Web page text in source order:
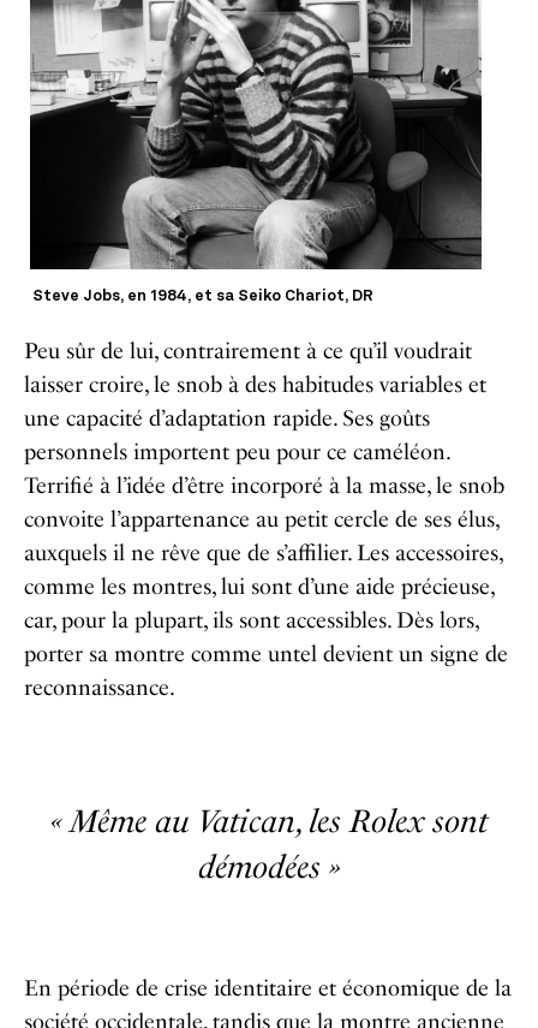
Steve Jobs, en 1984, et sa Seiko Chariot, DR
Peu sûr de lui, contrairement à ce qu’il voudrait
laisser croire, le snob à des habitudes variables et
une capacité d’adaptation rapide. Ses goûts
personnels importent peu pour ce caméléon.
Terrifié à l’idée d’être incorporé à la masse, le snob
convoite l’appartenance au petit cercle de ses élus,
auxquels il ne rêve que de s’affilier. Les accessoires,
comme les montres, lui sont d’une aide précieuse,
car, pour la plupart, ils sont accessibles. Dès lors,
porter sa montre comme untel devient un signe de
reconnaissance.
« Même au Vatican, les Rolex sont
démodées »
En période de crise identitaire et économique de la
société occidentale, tandis que la montre ancienne